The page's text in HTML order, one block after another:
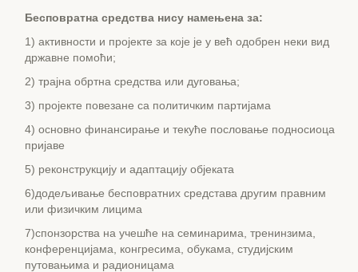
Бесповратна средства нису намењена за:
1) активности и пројекте за које је у већ одобрен неки вид
државне помоћи;
2) трајна обртна средства или дуговања;
3) пројекте повезане са политичким партијама
4) основно финансирање и текуће пословање подносиоца
пријаве
5) реконструкцију и адаптацију објеката
6)додељивање бесповратних средстава другим правним
или физичким лицима
7)спонзорства на учешће на семинарима, тренинзима,
конференцијама, конгресима, обукама, студијским
путовањима и радионицама